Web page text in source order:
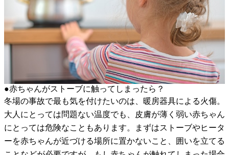
●赤ちゃんがストーブに触ってしまったら？
冬場の事故で最も気を付けたいのは、暖房器具による火傷。
大人にとっては問題ない温度でも、皮膚が薄く弱い赤ちゃん
にとっては危険なこともあります。まずはストーブやヒータ
ーを赤ちゃんが近づける場所に置かないこと、囲いを立てる